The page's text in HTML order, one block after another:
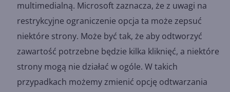
multimedialną. Microsoft zaznacza, że z uwagi na
restrykcyjne ograniczenie opcja ta może zepsuć
niektóre strony. Może być tak, że aby odtworzyć
zawartość potrzebne będzie kilka kliknięć, a niektóre
strony mogą nie działać w ogóle. W takich
przypadkach możemy zmienić opcję odtwarzania